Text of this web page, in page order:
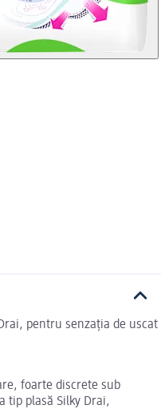
pentru senzaţia de uscat
foarte discrete sub
tip plasă Silky Drai,